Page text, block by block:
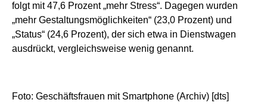
folgt mit 47,6 Prozent „mehr Stress“. Dagegen wurden
„mehr Gestaltungsmöglichkeiten“ (23,0 Prozent) und
„Status“ (24,6 Prozent), der sich etwa in Dienstwagen
ausdrückt, vergleichsweise wenig genannt.
Foto: Geschäftsfrauen mit Smartphone (Archiv) [dts]